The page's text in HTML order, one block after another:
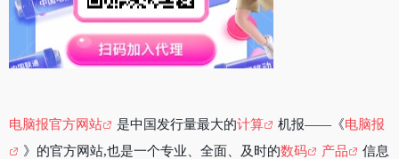
电脑报官方网站 是中国发行量最大的计算 机报——《电脑报
》的官方网站,也是一个专业、全面、及时的数码 产品
信息